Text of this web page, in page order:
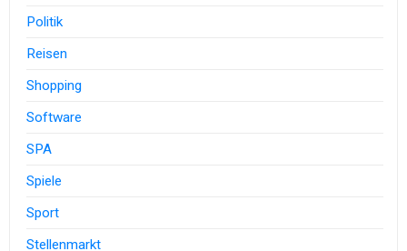
Politik
Reisen
Shopping
Software
SPA
Spiele
Sport
Stellenmarkt